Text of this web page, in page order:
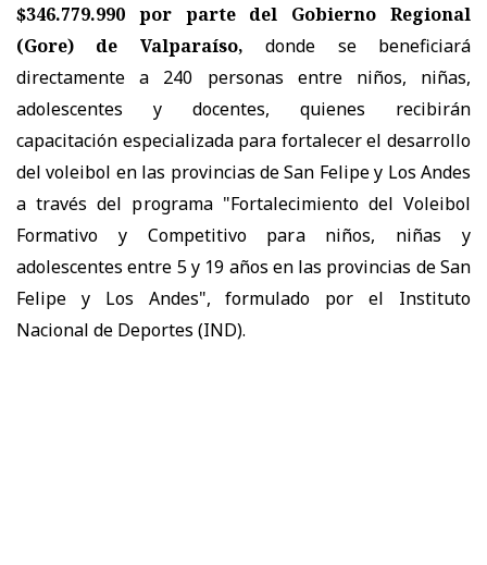
$346.779.990 por parte del Gobierno Regional
(Gore) de Valparaíso,
donde se beneficiará
directamente a 240 personas entre niños, niñas,
adolescentes y docentes, quienes recibirán
capacitación especializada para fortalecer el desarrollo
del voleibol en las provincias de San Felipe y Los Andes
a través del programa "Fortalecimiento del Voleibol
Formativo y Competitivo para niños, niñas y
adolescentes entre 5 y 19 años en las provincias de San
Felipe y Los Andes", formulado por el Instituto
Nacional de Deportes (IND).